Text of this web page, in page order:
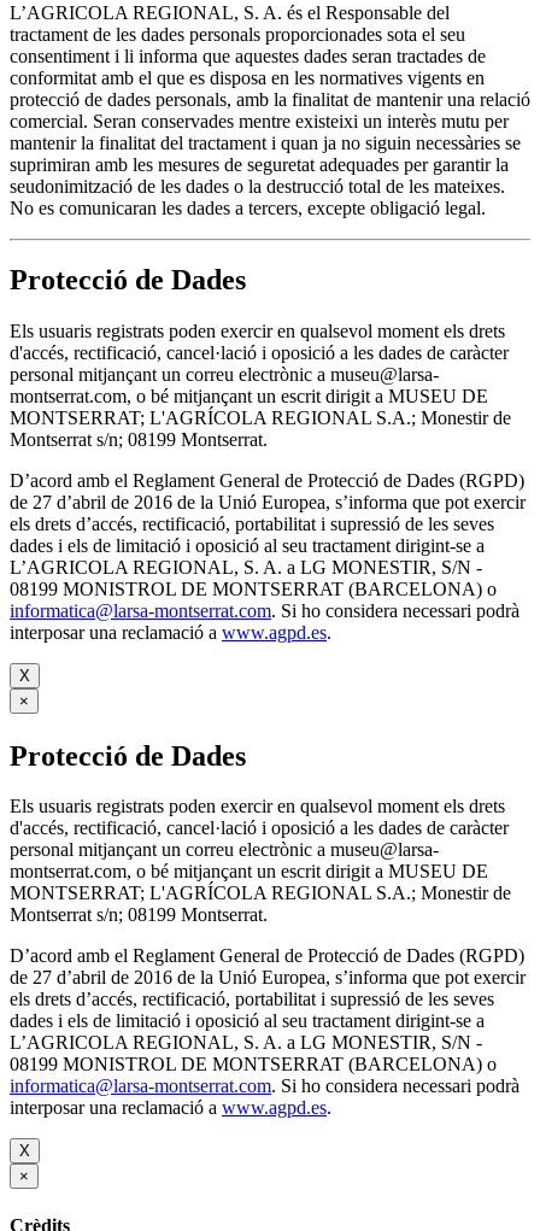
L’AGRICOLA REGIONAL, S. A. és el Responsable del
tractament de les dades personals proporcionades sota el seu
consentiment i li informa que aquestes dades seran tractades de
conformitat amb el que es disposa en les normatives vigents en
protecció de dades personals, amb la finalitat de mantenir una relació
comercial. Seran conservades mentre existeixi un interès mutu per
mantenir la finalitat del tractament i quan ja no siguin necessàries se
suprimiran amb les mesures de seguretat adequades per garantir la
seudonimització de les dades o la destrucció total de les mateixes.
No es comunicaran les dades a tercers, excepte obligació legal.
Protecció de Dades
Els usuaris registrats poden exercir en qualsevol moment els drets
d'accés, rectificació, cancel·lació i oposició a les dades de caràcter
personal mitjançant un correu electrònic a museu@larsa-
montserrat.com, o bé mitjançant un escrit dirigit a MUSEU DE
MONTSERRAT; L'AGRÍCOLA REGIONAL S.A.; Monestir de
Montserrat s/n; 08199 Montserrat.
D’acord amb el Reglament General de Protecció de Dades (RGPD)
de 27 d’abril de 2016 de la Unió Europea, s’informa que pot exercir
els drets d’accés, rectificació, portabilitat i supressió de les seves
dades i els de limitació i oposició al seu tractament dirigint-se a
L’AGRICOLA REGIONAL, S. A. a LG MONESTIR, S/N -
08199 MONISTROL DE MONTSERRAT (BARCELONA) o
informatica@larsa-montserrat.com. Si ho considera necessari podrà
interposar una reclamació a www.agpd.es.
X
×
Protecció de Dades
Els usuaris registrats poden exercir en qualsevol moment els drets
d'accés, rectificació, cancel·lació i oposició a les dades de caràcter
personal mitjançant un correu electrònic a museu@larsa-
montserrat.com, o bé mitjançant un escrit dirigit a MUSEU DE
MONTSERRAT; L'AGRÍCOLA REGIONAL S.A.; Monestir de
Montserrat s/n; 08199 Montserrat.
D’acord amb el Reglament General de Protecció de Dades (RGPD)
de 27 d’abril de 2016 de la Unió Europea, s’informa que pot exercir
els drets d’accés, rectificació, portabilitat i supressió de les seves
dades i els de limitació i oposició al seu tractament dirigint-se a
L’AGRICOLA REGIONAL, S. A. a LG MONESTIR, S/N -
08199 MONISTROL DE MONTSERRAT (BARCELONA) o
informatica@larsa-montserrat.com. Si ho considera necessari podrà
interposar una reclamació a www.agpd.es.
X
×
Crèdits